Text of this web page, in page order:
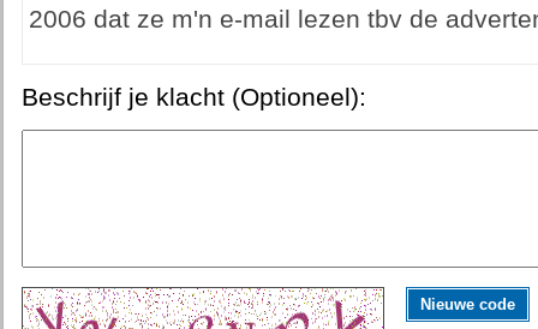
2006 dat ze m'n e-mail lezen tbv de
Beschrijf je klacht (Optioneel):
Nieuwe code